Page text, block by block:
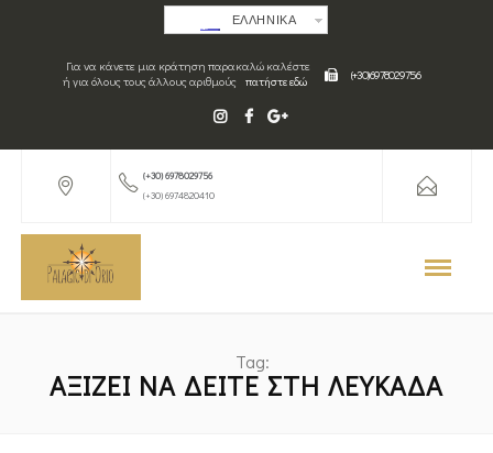
ΕΛΛΗΝΙΚΑ
Για να κάνετε μια κράτηση παρακαλώ καλέστε
ή για όλους τους άλλους αριθμούς
πατήστε εδώ (+30) 6978029756
(+30) 6978029756
(+30) 6974820410
Tag:
ΑΞΊΖΕΙ ΝΑ ΔΕΊΤΕ ΣΤΗ ΛΕΥΚΆΔΑ